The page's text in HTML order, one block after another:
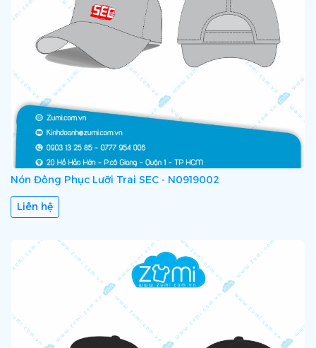
Nón Đồng Phục Lưỡi Trai SEC - N0919002
Liên hệ